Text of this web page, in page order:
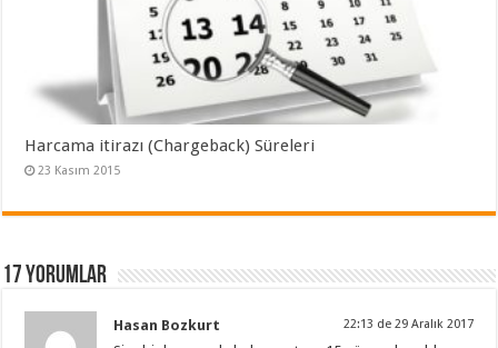
Harcama itirazı (Chargeback) Süreleri
23 Kasım 2015
17 yorumlar
Hasan Bozkurt 22:13 de 29 Aralık 2017